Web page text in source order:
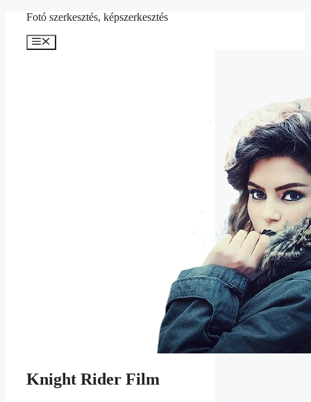
Kilépés
tartalomba
Fotó szerkesztés, képszerkesztés
Menü
Knight Rider Film